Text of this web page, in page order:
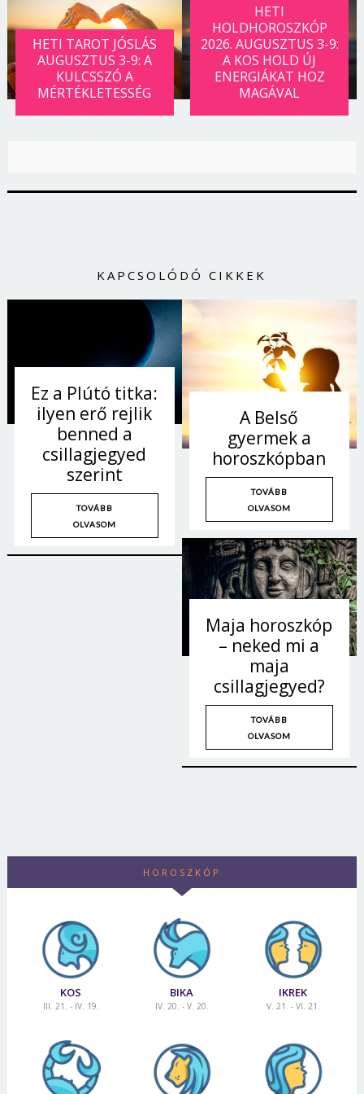
HETI TAROT JÓSLÁS
AUGUSZTUS 3-9: A
KULCSSZÓ A
MÉRTÉKLETESSÉG
HETI
HOLDHOROSZKÓP
2026. AUGUSZTUS 3-9:
A KOS HOLD ÚJ
ENERGIÁKAT HOZ
MAGÁVAL
KAPCSOLÓDÓ CIKKEK
Ez a Plútó titka:
ilyen erő rejlik
benned a
csillagjegyed
szerint
TOVÁBB
OLVASOM
A Belső
gyermek a
horoszkópban
TOVÁBB
OLVASOM
Maja horoszkóp
– neked mi a
maja
csillagjegyed?
TOVÁBB
OLVASOM
HOROSZKÓP
KOS
III. 21. - IV. 19.
BIKA
IV. 20. - V. 20.
IKREK
V. 21. - VI. 21.
Jelszó
Mégse Bejelentkezés